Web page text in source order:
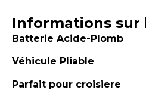
Informations sur
Batterie Acide-Plomb
Véhicule Pliable
Parfait pour croisiere